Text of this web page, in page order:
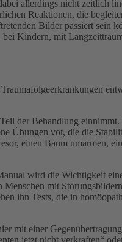
allerdings nicht zeitlich
Reaktionen, die
Bilder passiert sein
Kindern, mit
der Behandlung
Übungen vor, die die
einen Baum umarmen,
wird die Wichtigkeit
mit
ihn Tests, die in
mit einer
jetzt nicht verkraften“